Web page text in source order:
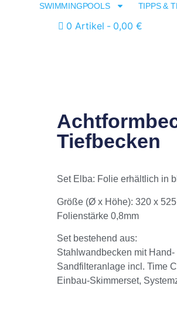
SWIMMINGPOOLS TIPPS &
0 Artikel 0,00 €
Tiefbecken
Set Elba: Folie erhältlich in
Größe (Ø x Höhe): 320 x
Folienstärke 0,8mm
Set bestehend aus:
Stahlwandbecken mit
Sandfilteranlage incl. Time
Einbau-Skimmerset,